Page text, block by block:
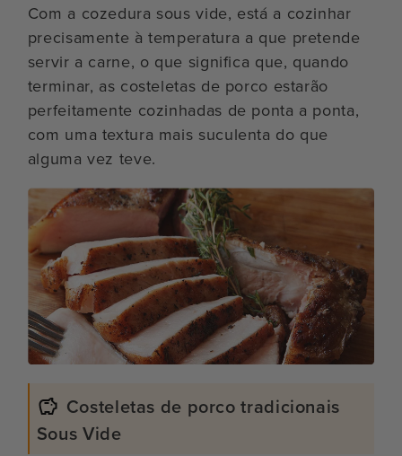
Com a cozedura sous vide, está a cozinhar
precisamente à temperatura a que pretende
servir a carne, o que significa que, quando
terminar, as costeletas de porco estarão
perfeitamente cozinhadas de ponta a ponta,
com uma textura mais suculenta do que
alguma vez teve.
Costeletas de porco tradicionais
Sous Vide